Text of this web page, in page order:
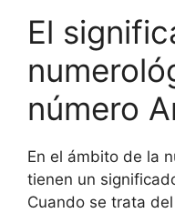
El
número
En el ámbito de la
tienen un
Cuando se trata